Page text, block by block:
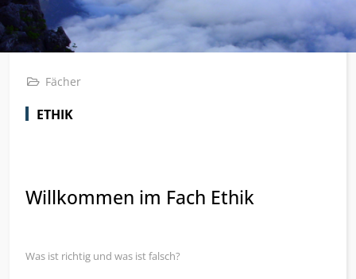
Fächer
ETHIK
Willkommen im Fach Ethik
Was ist richtig und was ist falsch?